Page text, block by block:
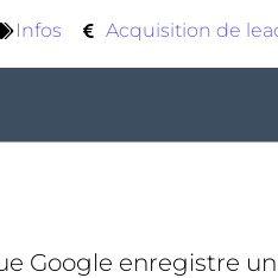
Infos Acquisition de
Google enregistre